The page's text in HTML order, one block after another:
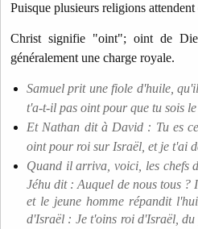
Puisque plusieurs religions
Christ signifie "oint"; oint de
généralement une charge royale.
Samuel prit une fiole d'huile,
t'a-t-il pas oint pour que tu sois
Et Nathan dit à David : Tu es
oint pour roi sur Israël, et je t'ai
Quand il arriva, voici, les chefs
Jéhu dit : Auquel de nous tous ?
et le jeune homme répandit
d'Israël : Je t'oins roi d'Israël, du